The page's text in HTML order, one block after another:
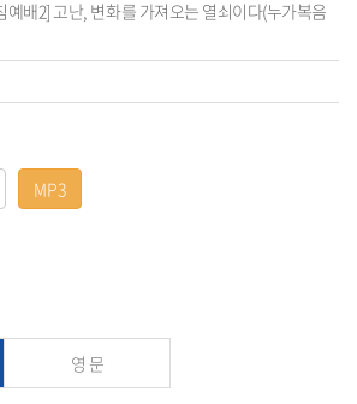
예배2] 고난, 변화를 가져오는 열쇠이다(누가복음
영 문